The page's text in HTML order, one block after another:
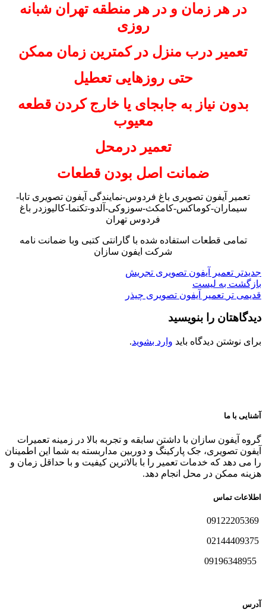
در هر زمان و در هر منطقه تهران شبانه
روزی
تعمیر درب منزل در کمترین زمان ممکن
حتی روزهایی تعطیل
بدون نیاز به جابجای یا خارج کردن قطعه
معیوب
تعمیر درمحل
ضمانت اصل بودن قطعات
تعمیر آیفون تصویری باغ فردوس-نمایندگی آیفون تصویری تابا-
سیماران-کوماکس-کامکث-سوزوکی-آلدو-تکنما-کالیوزدر باغ
فردوس تهران
تمامی قطعات استفاده شده با گارانتی کتبی وبا ضمانت نامه
شرکت ایفون سازان
جدیدتر تعمیر آیفون تصویری تجریش
بازگشت به لیست
قدیمی تر تعمیر آیفون تصویری چیذر
دیدگاهتان را بنویسید
برای نوشتن دیدگاه باید وارد بشوید.
آشنایی با ما
گروه آیفون سازان با داشتن سابقه و تجربه بالا در زمینه تعمیرات
آیفون تصویری، جک پارکینگ و دوربین مداربسته به شما این اطمینان
را می دهد که خدمات تعمیر را با بالاترین کیفیت و با حداقل زمان و
هزینه ممکن در محل انجام دهد.
اطلاعات تماس
آدرس